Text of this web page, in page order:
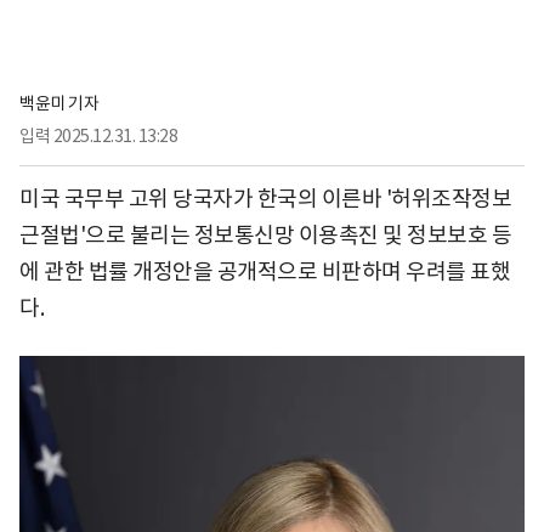
백윤미 기자
입력 2025.12.31. 13:28
미국 국무부 고위 당국자가 한국의 이른바 '허위조작정보
근절법'으로 불리는 정보통신망 이용촉진 및 정보보호 등
에 관한 법률 개정안을 공개적으로 비판하며 우려를 표했
다.